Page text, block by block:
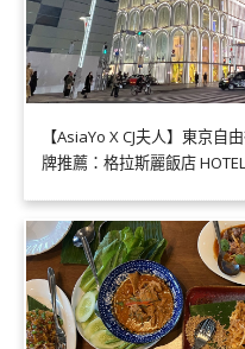
【AsiaYo X CJ夫人】東京
牌推薦：格拉斯麗飯店